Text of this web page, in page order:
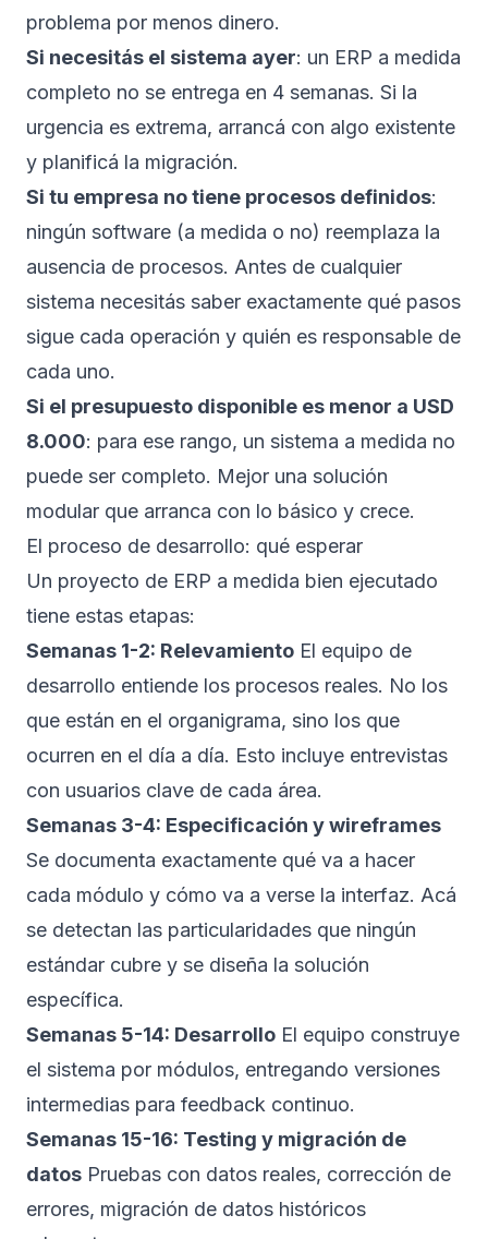
problema por menos dinero.
Si necesitás el sistema ayer: un ERP a medida
completo no se entrega en 4 semanas. Si la
urgencia es extrema, arrancá con algo existente
y planificá la migración.
Si tu empresa no tiene procesos definidos:
ningún software (a medida o no) reemplaza la
ausencia de procesos. Antes de cualquier
sistema necesitás saber exactamente qué pasos
sigue cada operación y quién es responsable de
cada uno.
Si el presupuesto disponible es menor a USD
8.000: para ese rango, un sistema a medida no
puede ser completo. Mejor una solución
modular que arranca con lo básico y crece.
El proceso de desarrollo: qué esperar
Un proyecto de ERP a medida bien ejecutado
tiene estas etapas:
Semanas 1-2: Relevamiento El equipo de
desarrollo entiende los procesos reales. No los
que están en el organigrama, sino los que
ocurren en el día a día. Esto incluye entrevistas
con usuarios clave de cada área.
Semanas 3-4: Especificación y wireframes
Se documenta exactamente qué va a hacer
cada módulo y cómo va a verse la interfaz. Acá
se detectan las particularidades que ningún
estándar cubre y se diseña la solución
específica.
Semanas 5-14: Desarrollo El equipo construye
el sistema por módulos, entregando versiones
intermedias para feedback continuo.
Semanas 15-16: Testing y migración de
datos Pruebas con datos reales, corrección de
errores, migración de datos históricos